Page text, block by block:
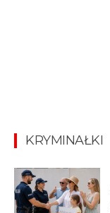
KRYMINAŁKI